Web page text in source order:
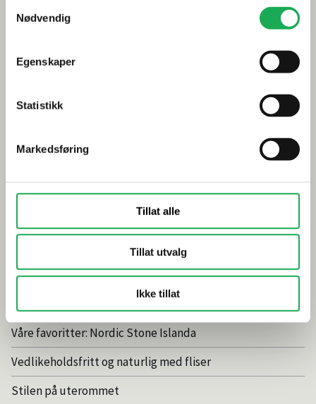
Nødvendig
Egenskaper
Statistikk
Markedsføring
Tillat alle
Tillat utvalg
Ikke tillat
Tips og råd
Visste du at du kan legge flis på flis
Fugemasse i farger
Smarte tips for riktig valg av dusj
Baderomstrender 2025
Våre favoritter: Nordic Stone Islanda
Vedlikeholdsfritt og naturlig med fliser
Stilen på uterommet